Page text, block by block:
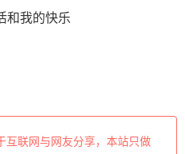
互联网与网友分享，本站只做